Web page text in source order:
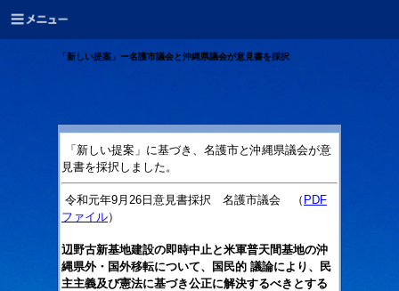
「新しい提案」ー名護市議会と沖縄県議会が意見書を採択
「新しい提案」に基づき、名護市と沖縄県議会が意
見書を採択しました。
令和元年9月26日意見書採択 名護市議会 （ PDF
ファイル）
辺野古新基地建設の即時中止と米軍普天間基地の沖
縄県外・国外移転について、国民的 議論により、民
主主義及び憲法に基づき公正に解決するべきとする